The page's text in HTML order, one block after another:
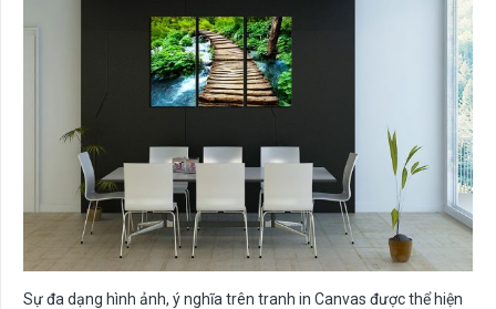
Sự đa dạng hình ảnh, ý nghĩa trên tranh in Canvas được thể hiện